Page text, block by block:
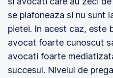
se plafoneaza si nu sunt
pietei. In acest caz, este
avocat foarte cunoscut
avocati foarte
succesul. Nivelul de